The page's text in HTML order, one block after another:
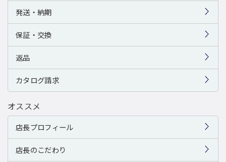
発送・納期
保証・交換
返品
カタログ請求
オススメ
店長プロフィール
店長のこだわり